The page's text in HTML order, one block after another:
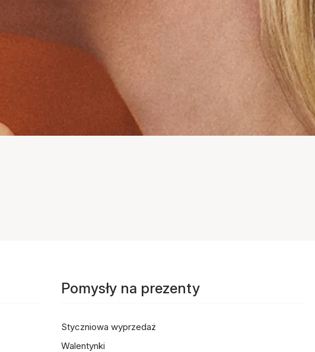
Pomysły na prezenty
Styczniowa wyprzedaż
Walentynki